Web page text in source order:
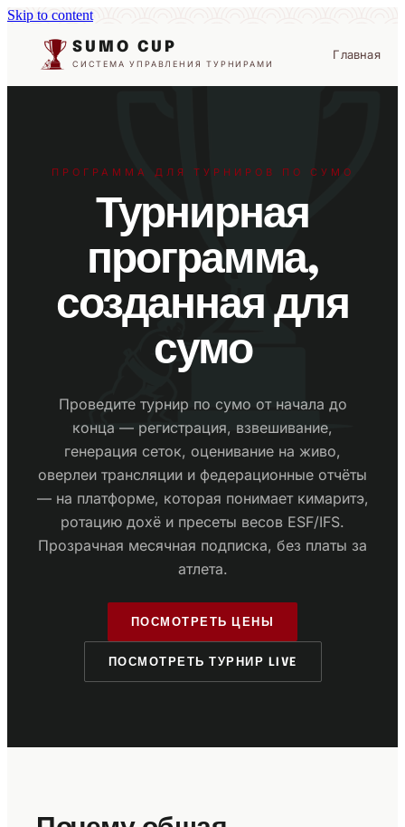
Skip to content
SUMO CUP
СИСТЕМА УПРАВЛЕНИЯ ТУРНИРАМИ
Главная
ПРОГРАММА ДЛЯ ТУРНИРОВ ПО СУМО
Турнирная
программа,
созданная для
сумо
Проведите турнир по сумо от начала до
конца — регистрация, взвешивание,
генерация сеток, оценивание на живо,
оверлеи трансляции и федерационные отчёты
— на платформе, которая понимает кимаритэ,
ротацию дохё и пресеты весов ESF/IFS.
Прозрачная месячная подписка, без платы за
атлета.
ПОСМОТРЕТЬ ЦЕНЫ
ПОСМОТРЕТЬ ТУРНИР LIVE